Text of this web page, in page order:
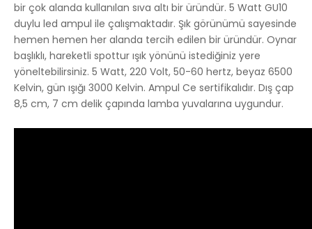
bir çok alanda kullanılan sıva altı bir üründür. 5 Watt GU10
duylu led ampul ile çalışmaktadır. Şık görünümü sayesinde
hemen hemen her alanda tercih edilen bir üründür. Oynar
başlıklı, hareketli spottur ışık yönünü istediğiniz yere
yöneltebilirsiniz. 5 Watt, 220 Volt, 50-60 hertz, beyaz 6500
Kelvin, gün ışığı 3000 Kelvin. Ampul Ce sertifikalıdır. Dış çap
8,5 cm, 7 cm delik çapında lamba yuvalarına uygundur.